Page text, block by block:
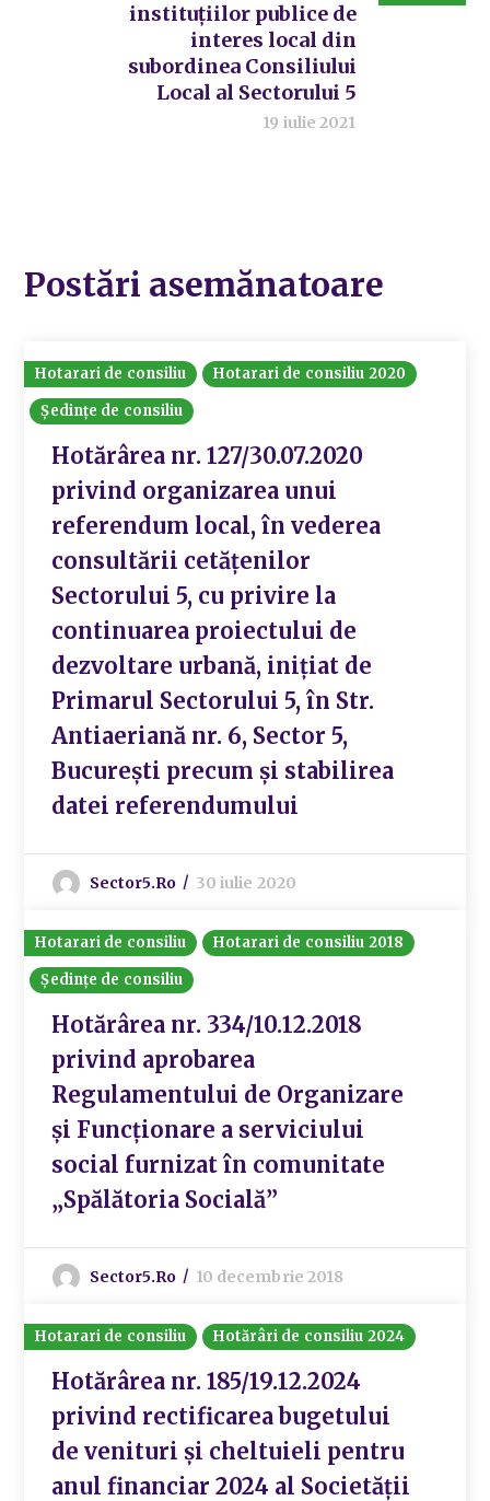
instituțiilor publice de
interes local din
subordinea Consiliului
Local al Sectorului 5
19 iulie 2021
Postări asemănatoare
Hotarari de consiliu
Hotarari de consiliu 2020
Ședințe de consiliu
Hotărârea nr. 127/30.07.2020
privind organizarea unui
referendum local, în vederea
consultării cetățenilor
Sectorului 5, cu privire la
continuarea proiectului de
dezvoltare urbană, inițiat de
Primarul Sectorului 5, în Str.
Antiaeriană nr. 6, Sector 5,
București precum și stabilirea
datei referendumului
Sector5.ro 30 iulie 2020
Hotarari de consiliu
Hotarari de consiliu 2018
Ședințe de consiliu
Hotărârea nr. 334/10.12.2018
privind aprobarea
Regulamentului de Organizare
și Funcționare a serviciului
social furnizat în comunitate
„Spălătoria Socială”
Sector5.ro 10 decembrie 2018
Hotarari de consiliu Hotărâri de consiliu 2024
Hotărârea nr. 185/19.12.2024
privind rectificarea bugetului
de venituri și cheltuieli pentru
anul financiar 2024 al Societății